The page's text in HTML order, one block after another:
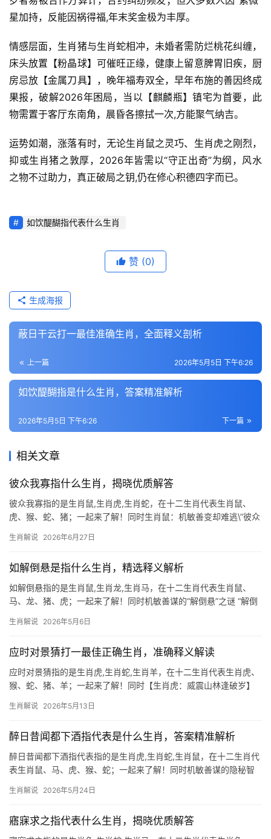
星加持，反能因祸得福,年末奖金极为丰厚。
情感层面，生肖猪与生肖蛇相冲，未婚者需防烂桃花纠缠，
床头放置【粉晶球】可催旺正缘，健康上留意脾胃旧疾，厨
房忌放【金属刀具】，晚年福寿双全，早年布施的善因终成
果报，破解2026年困局，当以【麒麟瓶】镇宅为首要，此
物需置于客厅东南角，晨昏各擦拭一次,方能聚气纳吉。
运势如潮，涨落有时，无论生肖鼠之灵巧、生肖虎之刚烈，
抑或生肖猪之敦厚，2026年皆需以“守正出奇”为纲，风水
之物不过助力，真正破局之钥,仍在修心积德四字而已。
如饮醍醐指代表什么生肖
赞 (0)
生成海报
蔽日干云打一最佳准确生肖，全面释义剖析
上一篇 2026年5月5日 下午6:26
如饮醍醐指是什么生肖，答案精准解析
下一篇
2026年5月5日 下午6:26
相关文章
彼众我寡指什么生肖，揭晓优质解答
彼众我寡指的是生肖鼠,生肖虎,生肖蛇，在十二生肖代表生肖鼠、
虎、猴、蛇、猪；一起来了解！同时生肖鼠：机敏善变却难逃\”彼众
丙午火年，子午相冲，29岁至51岁的生肖鼠极易陷入团队孤立，项
生肖解说 2026年6月27日
如解倒悬是指什么生肖，精选释义解析
如解倒悬指的是生肖鼠,生肖龙,生肖马，在十二生肖代表生肖鼠、
马、龙、猪、虎；一起来了解！同时机敏善谋的“解倒悬”之谜 “解倒
佳代表，鼠类天性机警，善于在夹缝中求生，古籍记载“鼠咬天开”的
生肖解说 2026年5月6日
应时对景猜打一最佳正确生肖，准确释义解读
应时对景猜指的是生肖虎,生肖蛇,生肖羊，在十二生肖代表生肖虎、
猴、蛇、猪、羊；一起来了解！同时【生肖虎：威震山林逢破岁】
或领导无故责骂，部分人因性格强势反得贵人暗助，但大多数29岁
生肖解说 2026年5月13日
醉日昔闻都下酒指代表是什么生肖，答案精准解析
醉日昔闻都下酒指代表指的是生肖虎,生肖蛇,生肖鼠，在十二生肖代
表生肖鼠、马、虎、猴、蛇；一起来了解！同时机敏善谋的隐秘智
象征智慧与 adaptability，2026年对属鼠者极为关键，下半年易遇
生肖解说 2026年5月24日
寤寐求之指代表什么生肖，揭晓优质解答